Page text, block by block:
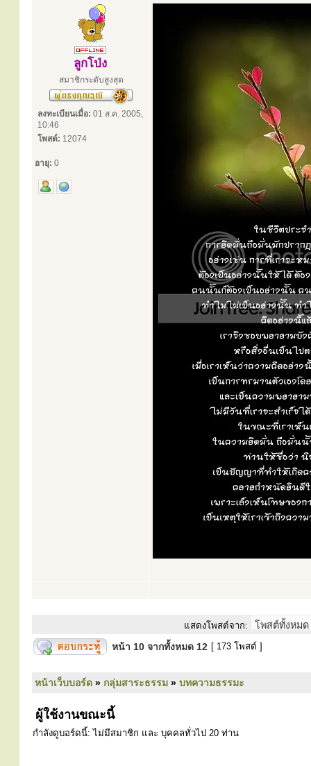
ลูกโป่ง
สมาชิกระดับสูงสุด
ลงทะเบียนเมื่อ: 01 ส.ค. 2005,
10:46
โพสต์: 12074
อายุ: 0
แสดงโพสต์จาก:
หน้า 10 จากทั้งหมด 12 [ 173 โพสต์ ]
หน้าเว็บบอร์ด » กลุ่มสาระธรรม » บทความธรรมะ
ผู้ใช้งานขณะนี้
กำลังดูบอร์ดนี้: ไม่มีสมาชิก และ บุคคลทั่วไป 20 ท่าน